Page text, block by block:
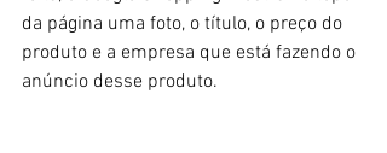
da página uma foto, o título, o preço do
produto e a empresa que está fazendo o
anúncio desse produto.